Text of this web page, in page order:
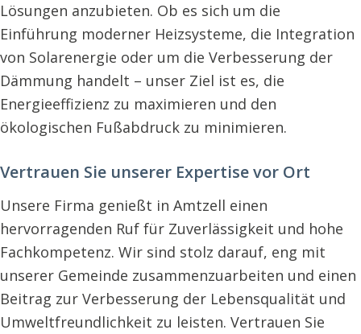
Lösungen anzubieten. Ob es sich um die
Einführung moderner Heizsysteme, die Integration
von Solarenergie oder um die Verbesserung der
Dämmung handelt – unser Ziel ist es, die
Energieeffizienz zu maximieren und den
ökologischen Fußabdruck zu minimieren.
Vertrauen Sie unserer Expertise vor Ort
Unsere Firma genießt in Amtzell einen
hervorragenden Ruf für Zuverlässigkeit und hohe
Fachkompetenz. Wir sind stolz darauf, eng mit
unserer Gemeinde zusammenzuarbeiten und einen
Beitrag zur Verbesserung der Lebensqualität und
Umweltfreundlichkeit zu leisten. Vertrauen Sie